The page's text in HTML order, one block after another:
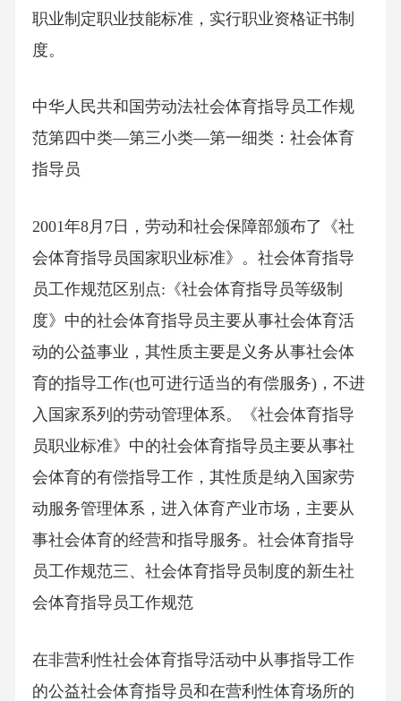
职业制定职业技能标准，实行职业资格证书制
度。
中华人民共和国劳动法社会体育指导员工作规
范第四中类—第三小类—第一细类：社会体育
指导员
2001年8月7日，劳动和社会保障部颁布了《社
会体育指导员国家职业标准》。社会体育指导
员工作规范区别点:《社会体育指导员等级制
度》中的社会体育指导员主要从事社会体育活
动的公益事业，其性质主要是义务从事社会体
育的指导工作(也可进行适当的有偿服务)，不进
入国家系列的劳动管理体系。《社会体育指导
员职业标准》中的社会体育指导员主要从事社
会体育的有偿指导工作，其性质是纳入国家劳
动服务管理体系，进入体育产业市场，主要从
事社会体育的经营和指导服务。社会体育指导
员工作规范三、社会体育指导员制度的新生社
会体育指导员工作规范
在非营利性社会体育指导活动中从事指导工作
的公益社会体育指导员和在营利性体育场所的